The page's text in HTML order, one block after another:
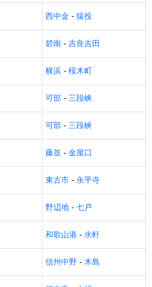
西中金 - 猿投
碧南 - 吉良吉田
横浜 - 桜木町
可部 - 三段峡
可部 - 三段峡
藤並 - 金屋口
東古市 - 永平寺
野辺地 - 七戸
和歌山港 - 水軒
信州中野 - 木島